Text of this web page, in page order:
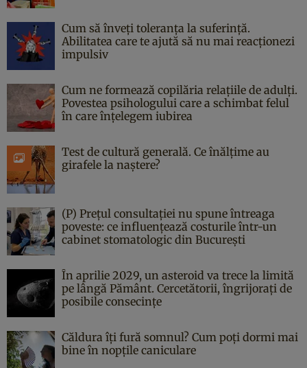
Cum să înveți toleranța la suferință.
Abilitatea care te ajută să nu mai reacționezi
impulsiv
Cum ne formează copilăria relațiile de adulți.
Povestea psihologului care a schimbat felul
în care înțelegem iubirea
Test de cultură generală. Ce înălțime au
girafele la naștere?
(P) Prețul consultației nu spune întreaga
poveste: ce influențează costurile într-un
cabinet stomatologic din București
În aprilie 2029, un asteroid va trece la limită
pe lângă Pământ. Cercetătorii, îngrijorați de
posibile consecințe
Căldura îți fură somnul? Cum poți dormi mai
bine în nopțile caniculare